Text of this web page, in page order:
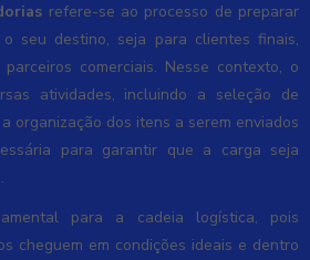
refere-se ao processo de preparar
seu destino, seja para clientes finais,
comerciais. Nesse contexto, o
atividades, incluindo a seleção de
organização dos itens a serem enviados
para garantir que a carga seja
para a cadeia logística, pois
cheguem em condições ideais e dentro